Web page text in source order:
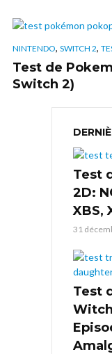
NINTENDO, SWITCH 2,
Test de
Switch 2)
Test
2D:
XBS,
31
Test